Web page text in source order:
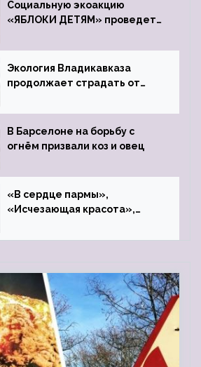
Социальную экоакцию
«ЯБЛОКИ ДЕТЯМ» проведет
Экология Владикавказа
продолжает страдать от
В Барселоне на борьбу с
огнём призвали коз и овец
«В сердце пармы»,
«Исчезающая красота»,